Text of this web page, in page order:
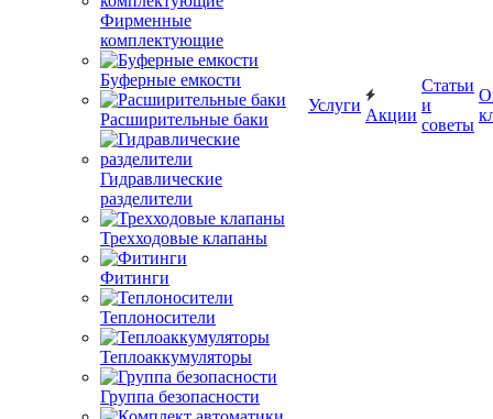
Фирменные
комплектующие
Буферные емкости
Расширительные баки
Гидравлические
разделители
Трехходовые клапаны
Фитинги
Теплоносители
Теплоаккумуляторы
Группа безопасности
Услуги
Акции
Статьи
и
советы